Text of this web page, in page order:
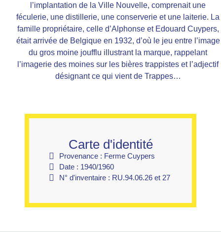
l’implantation de la Ville Nouvelle, comprenait une
féculerie, une distillerie, une conserverie et une laiterie. La
famille propriétaire, celle d’Alphonse et Edouard Cuypers,
était arrivée de Belgique en 1932, d’où le jeu entre l’image
du gros moine joufflu illustrant la marque, rappelant
l’imagerie des moines sur les bières trappistes et l’adjectif
désignant ce qui vient de Trappes…
Carte d'identité
Provenance : Ferme Cuypers
Date : 1940/1960
N° d'inventaire : RU.94.06.26 et 27